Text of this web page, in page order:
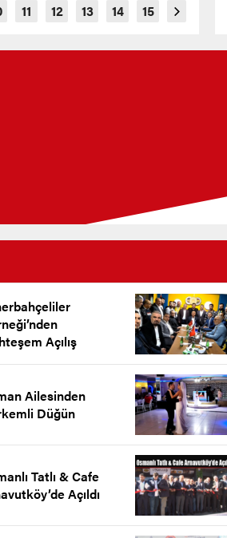
Açılış
Ailesinden
Düğün
Tatlı & Cafe
Açıldı